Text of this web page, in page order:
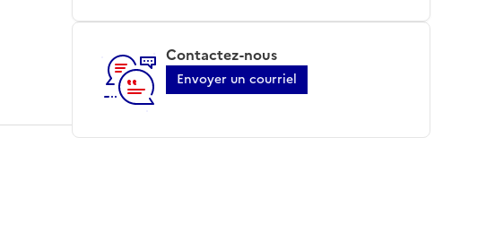
Contactez-nous
Envoyer un courriel